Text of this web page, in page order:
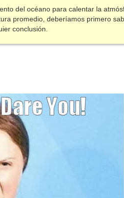
del océano para calentar la
promedio, deberíamos primero
conclusión.